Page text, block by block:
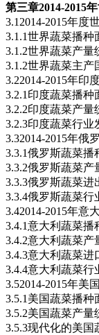
第三章2014-2015
3.12014-2015年度
3.1.1世界蔬菜播种
3.1.2世界蔬菜产量
3.1.2世界蔬菜主产
3.22014-2015年印
3.2.1印度蔬菜播种
3.2.2印度蔬菜产量
3.2.3印度蔬菜行业
3.32014-2015年俄
3.3.1俄罗斯蔬菜播
3.3.2俄罗斯蔬菜产
3.3.3俄罗斯蔬菜进
3.3.4俄罗斯蔬菜行
3.42014-2015年意
3.4.1意大利蔬菜播
3.4.2意大利蔬菜产
3.4.3意大利蔬菜进
3.4.4意大利蔬菜行
3.52014-2015年美
3.5.1美国蔬菜播种
3.5.2美国蔬菜产量
3.5.3现代化的美国